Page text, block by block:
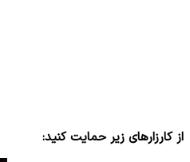
از کارزارهای زیر حمایت کنید: